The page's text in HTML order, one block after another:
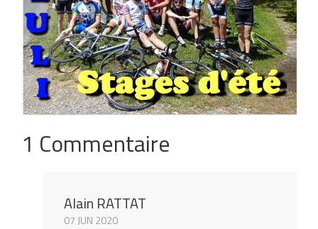
1 Commentaire
Alain RATTAT
07 JUN 2020